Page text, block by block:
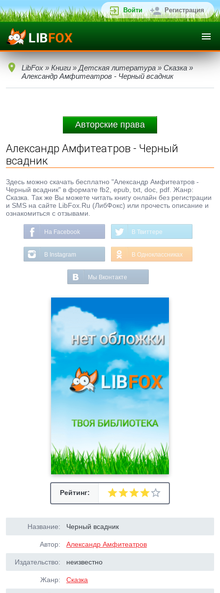
Войти Регистрация
LibFox » Книги » Детская литература » Сказка »
Александр Амфитеатров - Черный всадник
Авторские права
Александр Амфитеатров - Черный
всадник
Здесь можно скачать бесплатно "Александр Амфитеатров -
Черный всадник" в формате fb2, epub, txt, doc, pdf. Жанр:
Сказка. Так же Вы можете читать книгу онлайн без регистрации
и SMS на сайте LibFox.Ru (ЛибФокс) или прочесть описание и
ознакомиться с отзывами.
На Facebook В Твиттере
В Instagram В Одноклассниках
Мы Вконтакте
Рейтинг:
Название: Черный всадник
Автор: Александр Амфитеатров
Издательство: неизвестно
Жанр: Сказка